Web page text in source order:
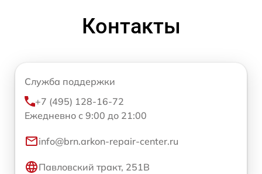
Контакты
Служба поддержки
+7 (495) 128-16-72
Ежедневно с 9:00 до 21:00
info@brn.arkon-repair-center.ru
Павловский тракт, 251В